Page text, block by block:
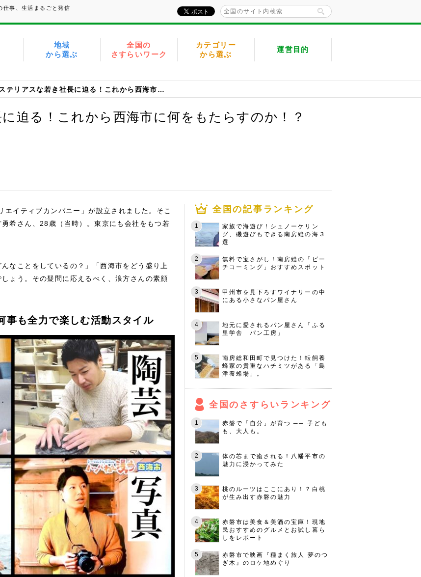
仕事、生活まるごと発信
地域
から選ぶ
全国の
さすらいワーク
カテゴリー
から選ぶ
運営目的
ミステリアスな若き社長に迫る！これから西海市に何をもたらすのか！？
迫る！これから西海市に何をもたらすのか！？
イティブカンパニー」が設立されました。そこ
希さん、28歳（当時）。東京にも会社をもつ若
なことをしているの？」「西海市をどう盛り上
ょう。その疑問に応えるべく、浪方さんの素顔
事も全力で楽しむ活動スタイル
全国の記事ランキング
家族で海遊び！シュノーケリン
グ、磯遊びもできる南房総の海３
選
無料で宝さがし！南房総の「ビー
チコーミング」おすすめスポット
甲州市を見下ろすワイナリーの中
にある小さなパン屋さん
地元に愛されるパン屋さん「ふる
里学舎 パン工房」
南房総和田町で見つけた！転飼養
蜂家の貴重なハチミツがある「島
津養蜂場」。
全国のさすらいランキング
赤磐で「自分」が育つ ── 子ども
も、大人も。
体の芯まで癒される！八幡平市の
魅力に浸かってみた
桃のルーツはここにあり！？白桃
が生み出す赤磐の魅力
赤磐市は美食＆美酒の宝庫！現地
民おすすめのグルメとお試し暮ら
しをレポート
赤磐市で映画『種まく旅人 夢のつ
ぎ木』のロケ地めぐり